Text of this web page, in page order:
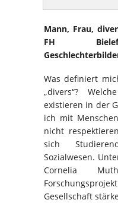
Mann, Frau,
FH
Was definiert
„divers“?
existieren in der
ich mit
nicht
sich
Sozialwesen.
Cornelia
Gesellschaft